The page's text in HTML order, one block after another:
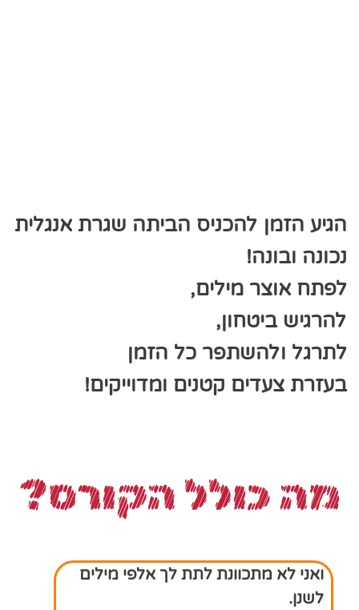
הגיע הזמן להכניס הביתה שגרת אנגלית
נכונה ובונה!
לפתח אוצר מילים,
להרגיש ביטחון,
לתרגל ולהשתפר כל הזמן
בעזרת צעדים קטנים ומדוייקים!
מה כולל הקורס?
ואני לא מתכוונת לתת לך אלפי מילים
לשנן.